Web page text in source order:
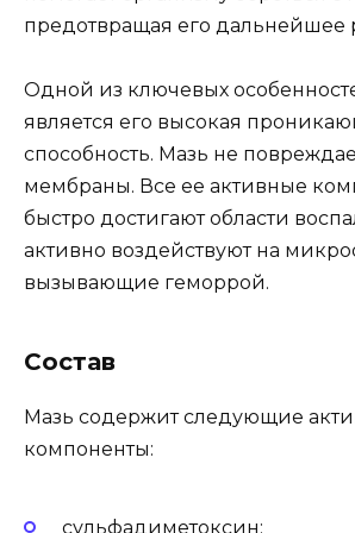
предотвращая его дальнейшее
Одной из ключевых
является его высокая
способность. Мазь не
мембраны. Все ее активные
быстро достигают области
активно воздействуют на
вызывающие геморрой.
Состав
Мазь содержит следующие
компоненты:
сульфадиметоксин;